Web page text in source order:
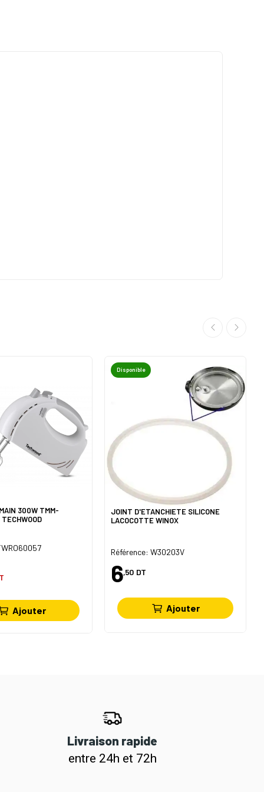
300W TMM-
Ajouter
Disponible
JOINT D'ETANCHIETE SILICONE
LACOCOTTE WINOX
Référence: W30203V
6,50 DT
Ajouter
Livraison rapide
entre 24h et 72h